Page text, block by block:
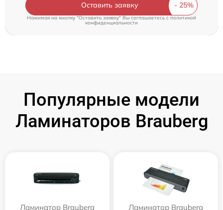
Оставить заявку
Нажимая на кнопку "Оставить заявку" Вы соглашаетесь c политикой
конфиденциальности
Популярные модели
Ламинаторов Brauberg
Ламинатор Brauberg Ламинатор Brauberg